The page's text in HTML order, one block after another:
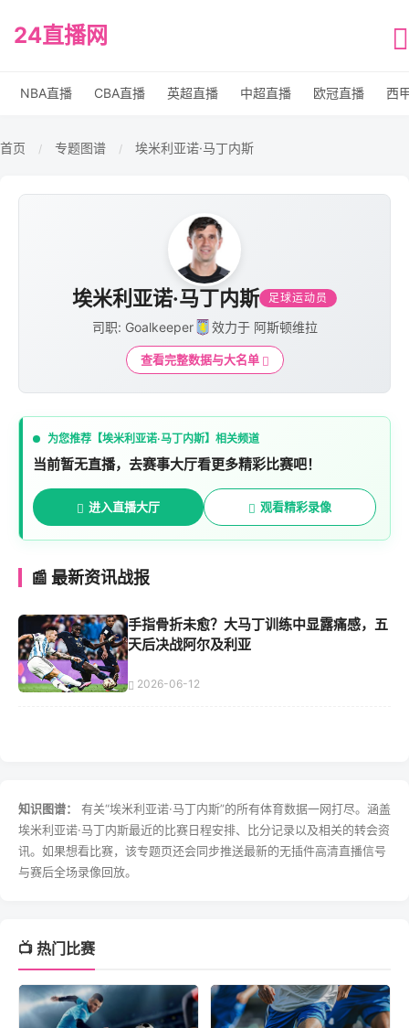
24直播网
NBA直播 CBA直播 英超直播 中超直播 欧冠直播 西
首页 / 专题图谱 / 埃米利亚诺·马丁内斯
埃米利亚诺·马丁内斯 足球运动员
司职: Goalkeeper 效力于 阿斯顿维拉
查看完整数据与大名单
为您推荐【埃米利亚诺·马丁内斯】相关频道
当前暂无直播，去赛事大厅看更多精彩比赛吧！
进入直播大厅 观看精彩录像
📰 最新资讯战报
手指骨折未愈？大马丁训练中显露痛感，五
天后决战阿尔及利亚
2026-06-12
知识图谱：
有关“埃米利亚诺·马丁内斯”的所有体育数据一网打尽。涵盖
埃米利亚诺·马丁内斯最近的比赛日程安排、比分记录以及相关的转会资
讯。如果想看比赛，该专题页还会同步推送最新的无插件高清直播信号
与赛后全场录像回放。
📺 热门比赛